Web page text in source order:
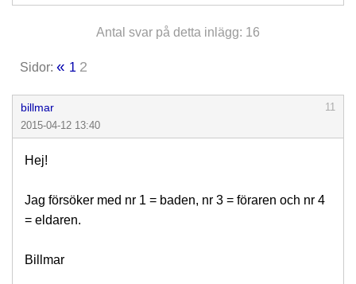
Antal svar på detta inlägg: 16
Sidor: « 1 2
billmar
11
2015-04-12 13:40
Hej!
Jag försöker med nr 1 = baden, nr 3 = föraren och nr 4
= eldaren.
Billmar